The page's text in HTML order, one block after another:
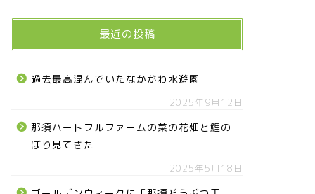
最近の投稿
過去最高混んでいたなかがわ水遊園
2025年9月12日
那須ハートフルファームの菜の花畑と鯉の
ぼり見てきた
2025年5月18日